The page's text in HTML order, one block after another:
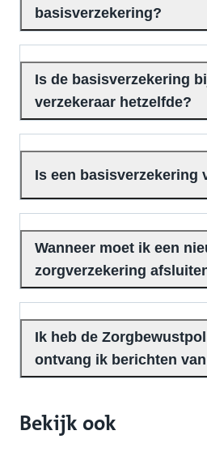
basisverzekering?
Is de basisverzekering
verzekeraar hetzelfde?
Is een basisverzekering
Wanneer moet ik een
zorgverzekering
Ik heb de
ontvang ik berichten
Bekijk ook